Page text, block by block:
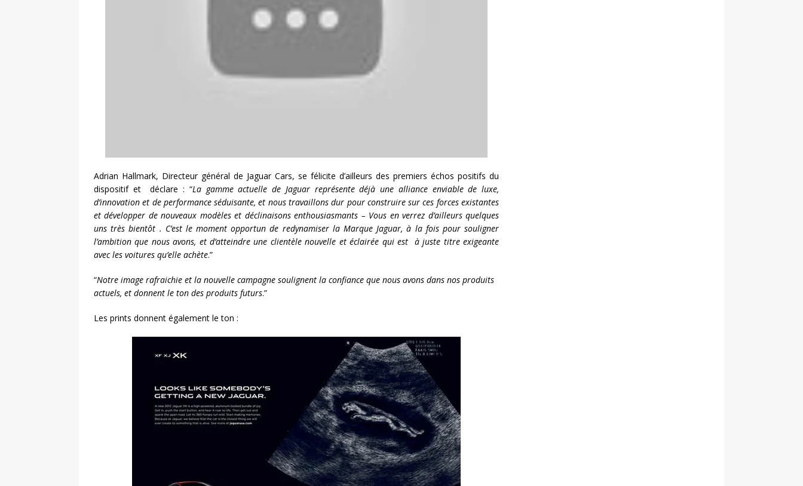
Adrian Hallmark, Directeur général de Jaguar Cars, se félicite d’ailleurs des premiers échos positifs du
dispositif et déclare : “La gamme actuelle de Jaguar représente déjà une alliance enviable de luxe,
d’innovation et de performance séduisante, et nous travaillons dur pour construire sur ces forces existantes
et développer de nouveaux modèles et déclinaisons enthousiasmants – Vous en verrez d’ailleurs quelques
uns très bientôt . C’est le moment opportun de redynamiser la Marque Jaguar, à la fois pour souligner
l’ambition que nous avons, et d’atteindre une clientèle nouvelle et éclairée qui est à juste titre exigeante
avec les voitures qu’elle achète.”
“Notre image rafraichie et la nouvelle campagne soulignent la confiance que nous avons dans nos produits
actuels, et donnent le ton des produits futurs.”
Les prints donnent également le ton :